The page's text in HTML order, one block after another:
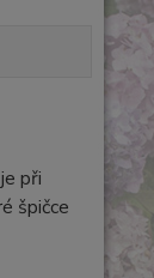
při
špičce